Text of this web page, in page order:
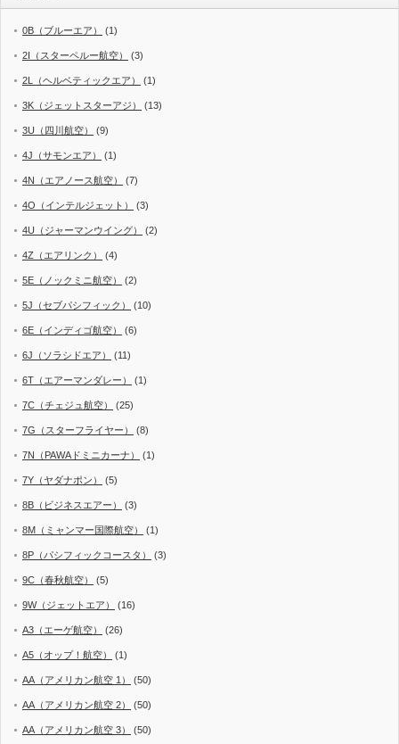
0B（ブルーエア） (1)
2I（スターペルー航空） (3)
2L（ヘルベティックエア） (1)
3K（ジェットスターアジ） (13)
3U（四川航空） (9)
4J（サモンエア） (1)
4N（エアノース航空） (7)
4O（インテルジェット） (3)
4U（ジャーマンウイング） (2)
4Z（エアリンク） (4)
5E（ノックミニ航空） (2)
5J（セブパシフィック） (10)
6E（インディゴ航空） (6)
6J（ソラシドエア） (11)
6T（エアーマンダレー） (1)
7C（チェジュ航空） (25)
7G（スターフライヤー） (8)
7N（PAWAドミニカーナ） (1)
7Y（ヤダナポン） (5)
8B（ビジネスエアー） (3)
8M（ミャンマー国際航空） (1)
8P（パシフィックコースタ） (3)
9C（春秋航空） (5)
9W（ジェットエア） (16)
A3（エーゲ航空） (26)
A5（オップ！航空） (1)
AA（アメリカン航空 1） (50)
AA（アメリカン航空 2） (50)
AA（アメリカン航空 3） (50)